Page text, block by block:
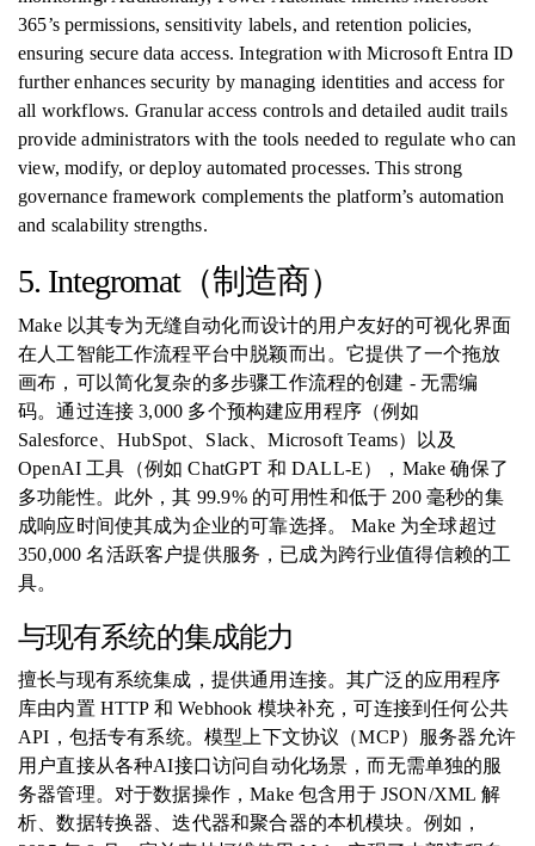
365’s permissions, sensitivity labels, and retention policies,
ensuring secure data access. Integration with Microsoft Entra ID
further enhances security by managing identities and access for
all workflows. Granular access controls and detailed audit trails
provide administrators with the tools needed to regulate who can
view, modify, or deploy automated processes. This strong
governance framework complements the platform’s automation
and scalability strengths.
5. Integromat（制造商）
Make 以其专为无缝自动化而设计的用户友好的可视化界面
在人工智能工作流程平台中脱颖而出。它提供了一个拖放
画布，可以简化复杂的多步骤工作流程的创建 - 无需编
码。通过连接 3,000 多个预构建应用程序（例如
Salesforce、HubSpot、Slack、Microsoft Teams）以及
OpenAI 工具（例如 ChatGPT 和 DALL-E），Make 确保了
多功能性。此外，其 99.9% 的可用性和低于 200 毫秒的集
成响应时间使其成为企业的可靠选择。 Make 为全球超过
350,000 名活跃客户提供服务，已成为跨行业值得信赖的工
具。
与现有系统的集成能力
擅长与现有系统集成，提供通用连接。其广泛的应用程序
库由内置 HTTP 和 Webhook 模块补充，可连接到任何公共
API，包括专有系统。模型上下文协议（MCP）服务器允许
用户直接从各种AI接口访问自动化场景，而无需单独的服
务器管理。对于数据操作，Make 包含用于 JSON/XML 解
析、数据转换器、迭代器和聚合器的本机模块。例如，